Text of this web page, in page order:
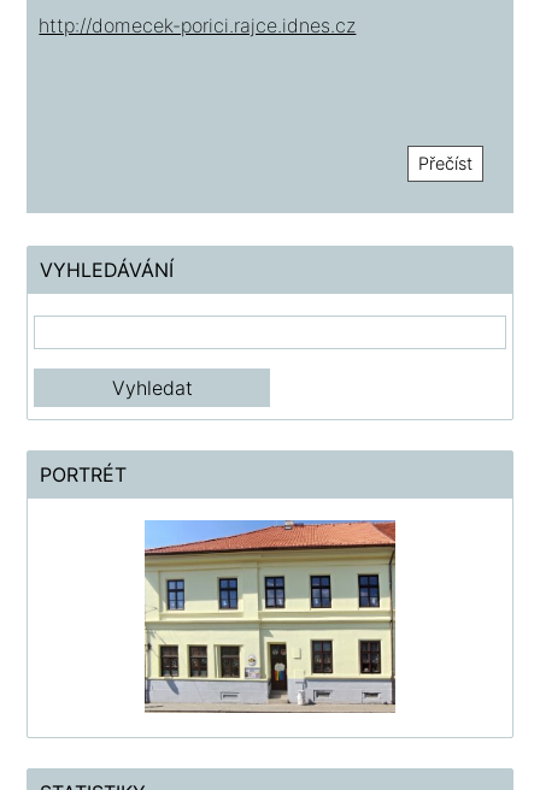
http://domecek-porici.rajce.idnes.cz
Přečíst
VYHLEDÁVÁNÍ
PORTRÉT